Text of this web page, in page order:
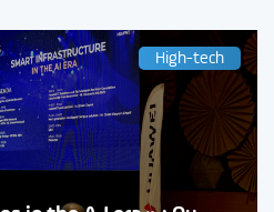
High-tech